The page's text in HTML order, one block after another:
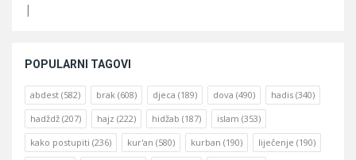
|
POPULARNI TAGOVI
abdest (582) brak (608) djeca (189) dova (490) hadis (340)
hadždž (207) hajz (222) hidžab (187) islam (353)
kako postupiti (236) kur'an (580) kurban (190) liječenje (190)